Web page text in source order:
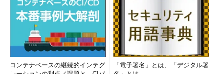
SQL Databaseで紹介したDatabase Migration Assistant
Managed Instanceへの移行アセスメントもサポートしています
ので、SQL Databaseだけでなく、Managed Instanceへの移行
でもこのツールを活用してください（
画面4 ）。
コンテナベースの継続的インテグ
「電子署名」とは、「デジタル署